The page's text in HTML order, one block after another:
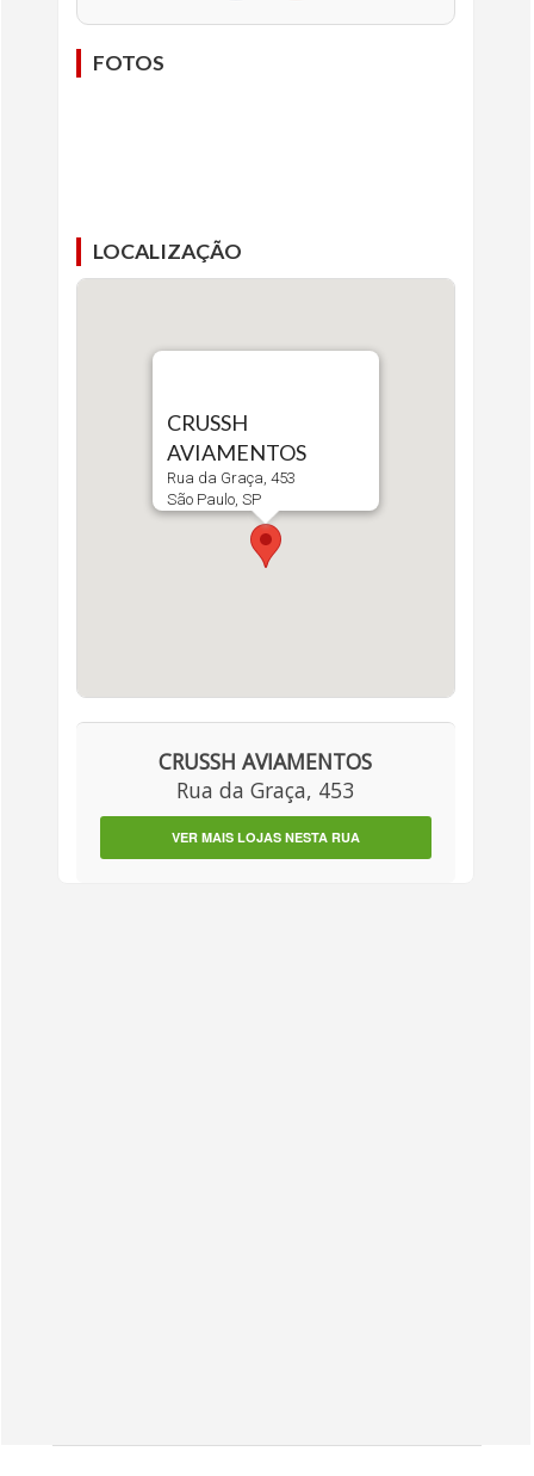
FOTOS
LOCALIZAÇÃO
CRUSSH
AVIAMENTOS
Rua da Graça, 453
São Paulo, SP
CRUSSH AVIAMENTOS
Rua da Graça, 453
VER MAIS LOJAS NESTA RUA